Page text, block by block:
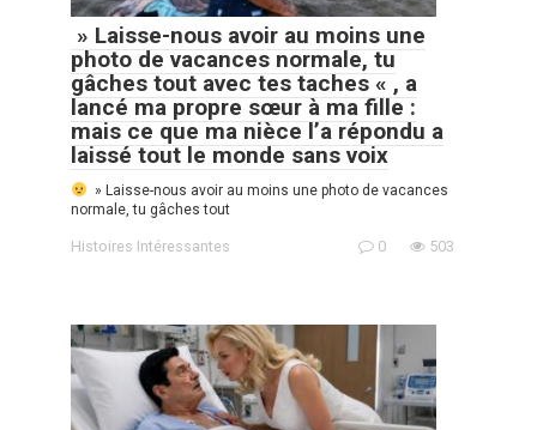
» Laisse-nous avoir au moins une
photo de vacances normale, tu
gâches tout avec tes taches « , a
lancé ma propre sœur à ma fille :
mais ce que ma nièce l’a répondu a
laissé tout le monde sans voix
» Laisse-nous avoir au moins une photo de vacances
normale, tu gâches tout
Histoires Intéressantes 0 503